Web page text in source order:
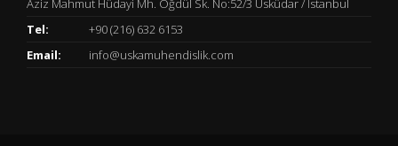
Aziz Mahmut Hüdayi Mh. Öğdül Sk. No:52/3 Üsküdar / İstanbul
Tel:
+90 (216) 632 6153
Email:
info@uskamuhendislik.com